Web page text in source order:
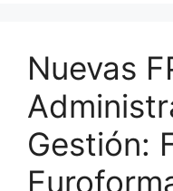
Nuevas
Gestión: